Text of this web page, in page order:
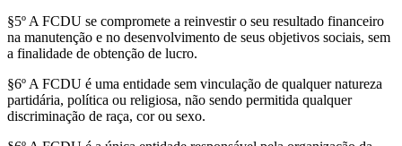
§5º A FCDU se compromete a reinvestir o seu resultado financeiro
na manutenção e no desenvolvimento de seus objetivos sociais, sem
a finalidade de obtenção de lucro.
§6º A FCDU é uma entidade sem vinculação de qualquer natureza
partidária, política ou religiosa, não sendo permitida qualquer
discriminação de raça, cor ou sexo.